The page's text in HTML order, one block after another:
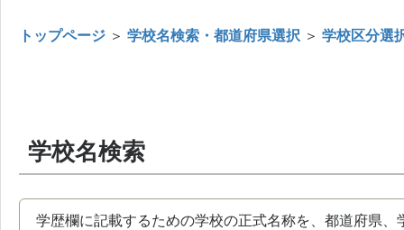
トップページ ＞ 学校名検索・都道府県選択 ＞ 学校区分選
学校名検索
学歴欄に記載するための学校の正式名称を、都道府県